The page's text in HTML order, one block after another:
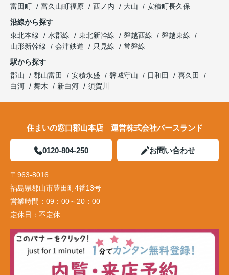
富田町
富久山町福原 西ノ内 大山
安積町長久保
沿線から探す
東北本線
水郡線 東北新幹線 磐越西線
磐越東線
山形新幹線
会津鉄道 只見線
常磐線
駅から探す
郡山
郡山富田 安積永盛 磐城守山 日和田
喜久田
白河
舞木 新白河 須賀川
住まいの窓口郡山本店 運営株式会社バースランド
0120-804-250 お問い合わせ
〒963-8016
福島県郡山市豊田町4番13号
営業時間： 09：00～20：00
定休日： 不定休